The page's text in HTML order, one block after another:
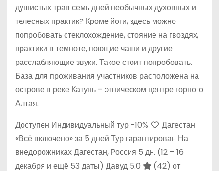
душистых трав семь дней необычных духовных и
телесных практик? Кроме йоги, здесь можно
попробовать стеклохождение, стояние на гвоздях,
практики в темноте, поющие чаши и другие
расслабляющие звуки. Такое стоит попробовать.
База для проживания участников расположена на
острове в реке Катунь – этническом центре горного
Алтая.
Доступен Индивидуальный тур -10%
Дагестан
«Всё включено» за 5 дней Тур гарантирован На
внедорожниках Дагестан, Россия 5 дн. (12 – 16
декабря и ещё 53 даты) Давуд 5.0 (42) от